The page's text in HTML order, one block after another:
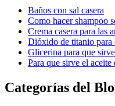
Baños con sal casera
Como hacer shampoo
Crema casera para las
Dióxido de titanio para
Glicerina para que sirve
Para que sirve el
Categorías del